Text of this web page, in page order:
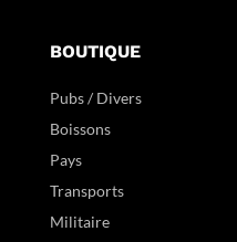
BOUTIQUE
Pubs / Divers
Boissons
Pays
Transports
Militaire